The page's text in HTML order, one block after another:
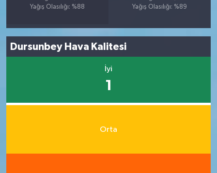
Yağış Olasılığı: %88
Yağış Olasılığı: %89
Dursunbey Hava Kalitesi
İyi
1
Orta